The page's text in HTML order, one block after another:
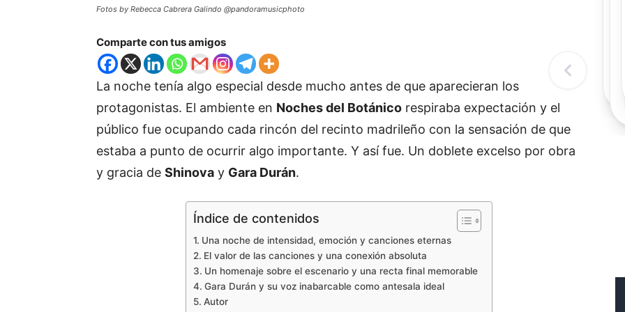
Fotos by Rebecca Cabrera Galindo @pandoramusicphoto
Comparte con tus amigos
La noche tenía algo especial desde mucho antes de que aparecieran los
protagonistas. El ambiente en Noches del Botánico respiraba expectación y el
público fue ocupando cada rincón del recinto madrileño con la sensación de que
estaba a punto de ocurrir algo importante. Y así fue. Un doblete excelso por obra
y gracia de Shinova y Gara Durán.
Índice de contenidos
Una noche de intensidad, emoción y canciones eternas
El valor de las canciones y una conexión absoluta
Un homenaje sobre el escenario y una recta final memorable
Gara Durán y su voz inabarcable como antesala ideal
Autor